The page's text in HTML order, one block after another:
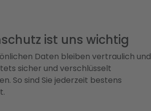
ist uns wichtig
Daten bleiben vertraulich und
sicher und verschlüsselt
So sind Sie jederzeit bestens